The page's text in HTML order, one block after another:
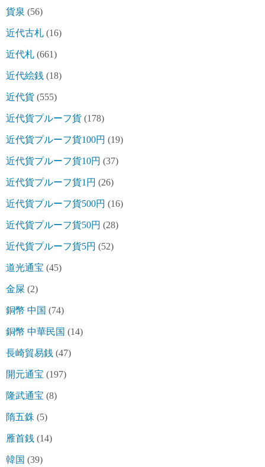
貨泉 (56)
近代古札 (16)
近代札 (661)
近代絵銭 (18)
近代貨 (555)
近代貨プルーフ貨 (178)
近代貨プルーフ貨100円 (19)
近代貨プルーフ貨10円 (37)
近代貨プルーフ貨1円 (26)
近代貨プルーフ貨500円 (16)
近代貨プルーフ貨50円 (28)
近代貨プルーフ貨5円 (52)
道光通宝 (45)
金屎 (2)
銅幣 中国 (74)
銅幣 中華民国 (14)
長崎貿易銭 (47)
開元通宝 (197)
隆武通宝 (8)
隋五銖 (5)
雁首銭 (14)
韓国 (39)